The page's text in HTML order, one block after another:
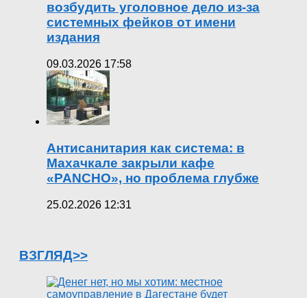
возбудить уголовное дело из-за
системных фейков от имени
издания
09.03.2026 17:58
Антисанитария как система: в
Махачкале закрыли кафе
«PANCHO», но проблема глубже
25.02.2026 12:31
ВЗГЛЯД>>